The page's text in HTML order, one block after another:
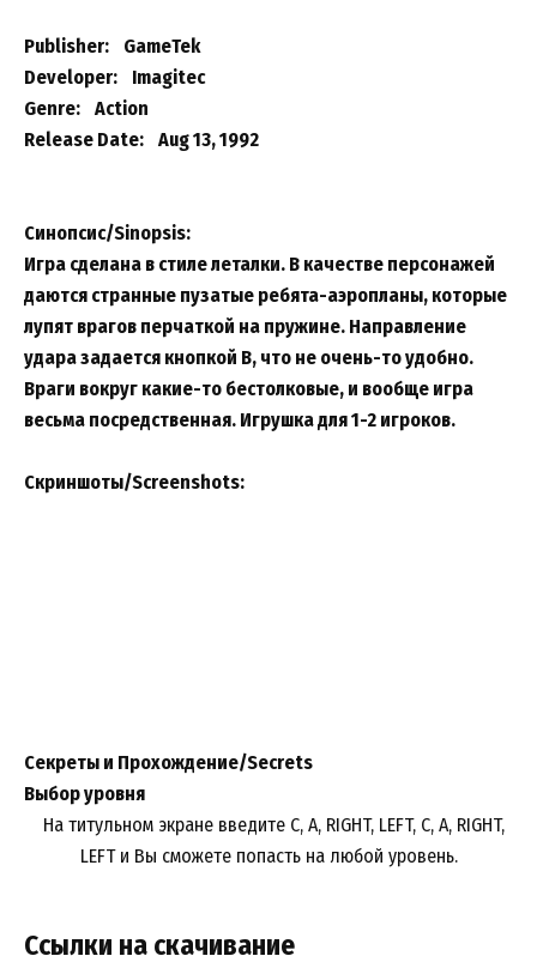
Publisher: GameTek
Developer: Imagitec
Genre: Action
Release Date: Aug 13, 1992
Синопсис/Sinopsis:
Игра сделана в стиле леталки. В качестве персонажей
даются странные пузатые ребята-аэропланы, которые
лупят врагов перчаткой на пружине. Направление
удара задается кнопкой B, что не очень-то удобно.
Враги вокруг какие-то бестолковые, и вообще игра
весьма посредственная. Игрушка для 1-2 игроков.
Скриншоты/Screenshots:
Секреты и Прохождение/Secrets
Выбор уровня
На титульном экране введите C, A, RIGHT, LEFT, C, A, RIGHT,
LEFT и Вы сможете попасть на любой уровень.
Ссылки на скачивание